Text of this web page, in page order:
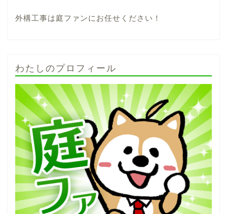
外構工事は庭ファンにお任せください！
わたしのプロフィール